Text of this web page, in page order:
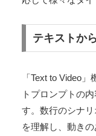
テキストか
「Text to Video
トプロンプトの
す。数行のシナ
を理解し、動き